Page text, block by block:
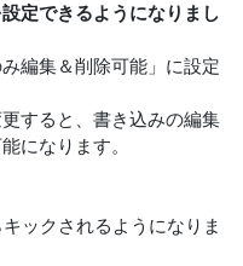
定できるようになりまし
編集＆削除可能」に設定
すると、書き込みの編集
になります。
ックされるようになりま